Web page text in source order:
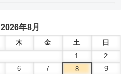
2026年8月
木 金 土
日
1
2
6 7 8
9